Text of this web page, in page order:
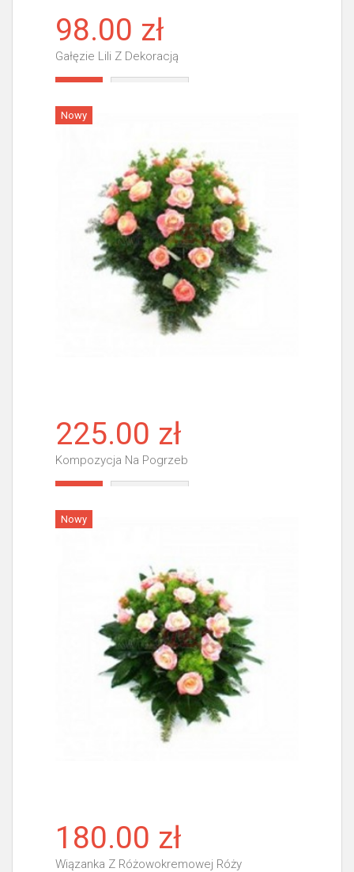
98.00 zł
Gałęzie Lili Z Dekoracją
Nowy
225.00 zł
Kompozycja Na Pogrzeb
Nowy
180.00 zł
Wiązanka Z Różowokremowej Róży